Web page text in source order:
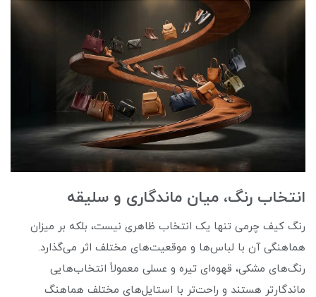
انتخاب رنگ، میان ماندگاری و سلیقه
رنگ کیف چرمی تنها یک انتخاب ظاهری نیست، بلکه بر میزان
هماهنگی آن با لباس‌ها و موقعیت‌های مختلف اثر می‌گذارد.
رنگ‌های مشکی، قهوه‌ای تیره و عسلی معمولاً انتخاب‌هایی
ماندگارتر هستند و راحت‌تر با استایل‌های مختلف هماهنگ